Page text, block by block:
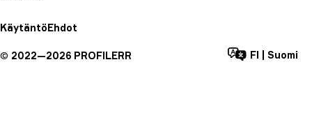
KäytäntöEhdot
© 2022—2026 PROFILERR FI Suomi